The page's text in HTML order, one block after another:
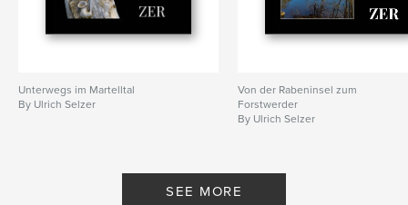
Unterwegs im Martelltal
By Ulrich Selzer
Von der Rabeninsel zum
Forstwerder
By Ulrich Selzer
SEE MORE